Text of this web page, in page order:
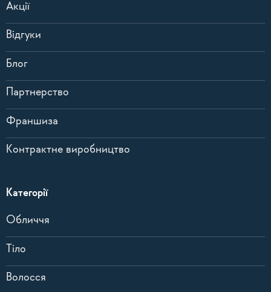
Акції
Відгуки
Блог
Партнерство
Франшиза
Контрактне виробництво
Категорії
Обличчя
Тіло
Волосся